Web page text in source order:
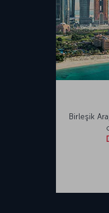
Birleşik